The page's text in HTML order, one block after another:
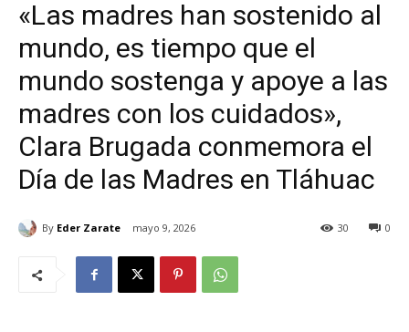
«Las madres han sostenido al
mundo, es tiempo que el
mundo sostenga y apoye a las
madres con los cuidados»,
Clara Brugada conmemora el
Día de las Madres en Tláhuac
By Eder Zarate mayo 9, 2026 0
30